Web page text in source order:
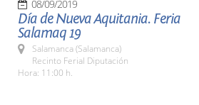
08/09/2019
Día de Nueva Aquitania. Feria
Salamaq 19
Salamanca (Salamanca)
Recinto Ferial Diputación
Hora: 11:00 h.